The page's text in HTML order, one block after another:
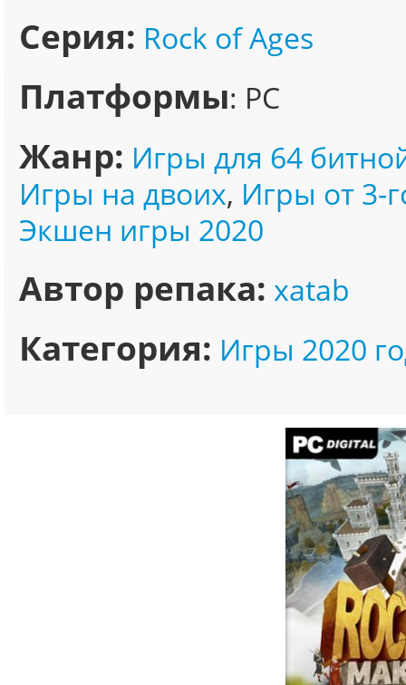
Серия: Rock of Ages
Платформы: PC
Жанр: Игры для 64
Игры на двоих, Игры от 3-
Экшен игры 2020
Автор репака: xatab
Категория: Игры 2020